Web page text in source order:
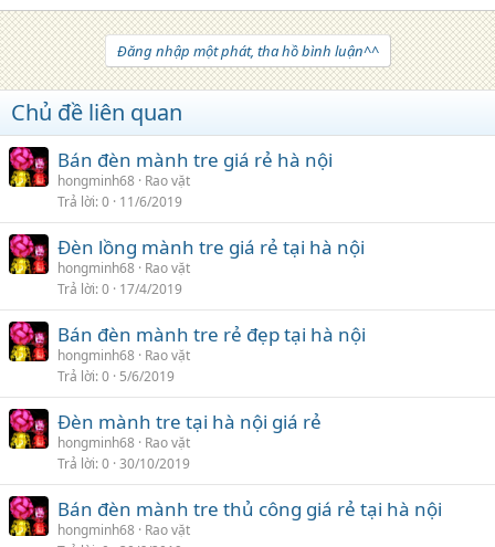
Đăng nhập một phát, tha hồ bình luận^^
Chủ đề liên quan
Bán đèn mành tre giá rẻ hà nội
hongminh68 Rao vặt
Trả lời 0 11/6/2019
Đèn lồng mành tre giá rẻ tại hà nội
hongminh68 Rao vặt
Trả lời 0 17/4/2019
Bán đèn mành tre rẻ đẹp tại hà nội
hongminh68 Rao vặt
Trả lời 0 5/6/2019
Đèn mành tre tại hà nội giá rẻ
hongminh68 Rao vặt
Trả lời 0 30/10/2019
Bán đèn mành tre thủ công giá rẻ tại hà nội
hongminh68 Rao vặt